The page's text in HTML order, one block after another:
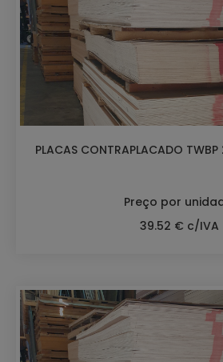
PLACAS CONTRAPLACADO
Preço por
39.52 € c/IVA